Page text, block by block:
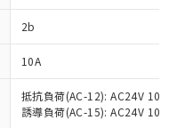
2b
10A
抵抗負荷(AC-12): AC24V 10A/
誘導負荷(AC-15): AC24V
き、同意のうえ
物質）の非含
える予定のある
令（10物質）の
対応品を出す予